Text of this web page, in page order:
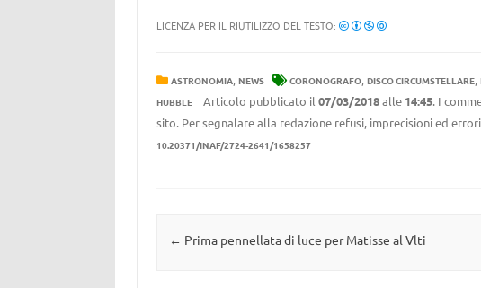
LICENZA PER IL RIUTILIZZO DEL TESTO:
ASTRONOMIA, NEWS CORONOGRAFO, DISCO CIRCUMSTELLARE,
HUBBLE
Articolo pubblicato il 07/03/2018alle 14:45. I
sito. Per segnalare alla redazione refusi, imprecisioni ed
10.20371/INAF/2724-2641/1658257
Navigazione articolo
← Prima pennellata di luce per Matisse al Vlti